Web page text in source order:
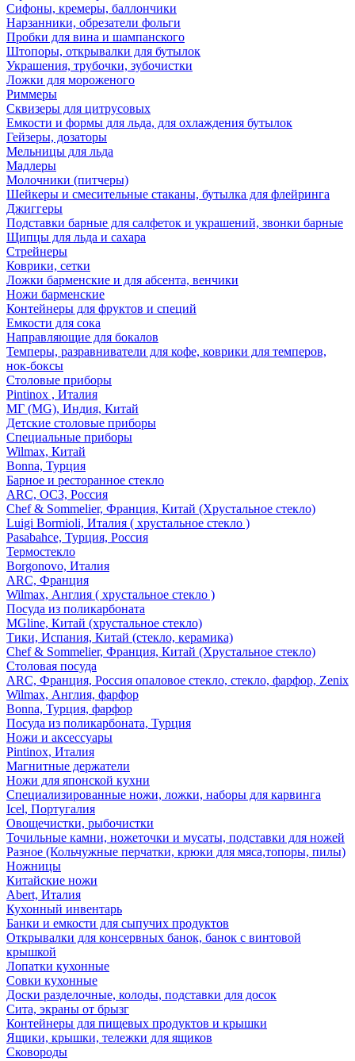
Сифоны, кремеры, баллончики
Нарзанники, обрезатели фольги
Пробки для вина и шампанского
Штопоры, открывалки для бутылок
Украшения, трубочки, зубочистки
Ложки для мороженого
Риммеры
Сквизеры для цитрусовых
Емкости и формы для льда, для охлаждения бутылок
Гейзеры, дозаторы
Мельницы для льда
Мадлеры
Молочники (питчеры)
Шейкеры и смесительные стаканы, бутылка для флейринга
Джиггеры
Подставки барные для салфеток и украшений, звонки барные
Щипцы для льда и сахара
Стрейнеры
Коврики, сетки
Ложки барменские и для абсента, венчики
Ножи барменские
Контейнеры для фруктов и специй
Емкости для сока
Направляющие для бокалов
Темперы, разравниватели для кофе, коврики для темперов,
нок-боксы
Столовые приборы
Pintinox , Италия
МГ (MG), Индия, Китай
Детские столовые приборы
Специальные приборы
Wilmax, Китай
Bonna, Турция
Барное и ресторанное стекло
ARC, ОСЗ, Россия
Chef & Sommelier, Франция, Китай (Хрустальное стекло)
Luigi Bormioli, Италия ( хрустальное стекло )
Pasabahce, Турция, Россия
Термостекло
Borgonovo, Италия
ARC, Франция
Wilmax, Англия ( хрустальное стекло )
Посуда из поликарбоната
MGline, Китай (хрустальное стекло)
Тики, Испания, Китай (стекло, керамика)
Chef & Sommelier, Франция, Китай (Хрустальное стекло)
Столовая посуда
ARC, Франция, Россия опаловое стекло, стекло, фарфор, Zenix
Wilmax, Англия, фарфор
Bonna, Турция, фарфор
Посуда из поликарбоната, Турция
Ножи и аксессуары
Pintinox, Италия
Магнитные держатели
Ножи для японской кухни
Специализированные ножи, ложки, наборы для карвинга
Icel, Португалия
Овощечистки, рыбочистки
Точильные камни, ножеточки и мусаты, подставки для ножей
Разное (Кольчужные перчатки, крюки для мяса,топоры, пилы)
Ножницы
Китайские ножи
Abert, Италия
Кухонный инвентарь
Банки и емкости для сыпучих продуктов
Открывалки для консервных банок, банок с винтовой
крышкой
Лопатки кухонные
Совки кухонные
Доски разделочные, колоды, подставки для досок
Сита, экраны от брызг
Контейнеры для пищевых продуктов и крышки
Ящики, крышки, тележки для ящиков
Сковороды